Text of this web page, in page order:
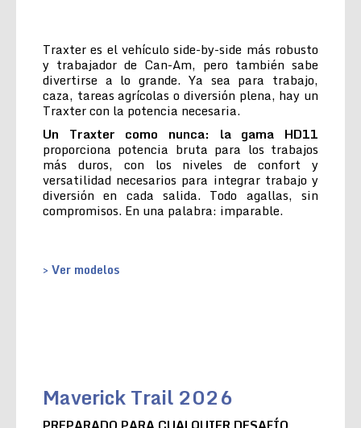
Traxter es el vehículo side-by-side más robusto
y trabajador de Can-Am, pero también sabe
divertirse a lo grande. Ya sea para trabajo,
caza, tareas agrícolas o diversión plena, hay un
Traxter con la potencia necesaria.
Un Traxter como nunca: la gama HD11
proporciona potencia bruta para los trabajos
más duros, con los niveles de confort y
versatilidad necesarios para integrar trabajo y
diversión en cada salida. Todo agallas, sin
compromisos. En una palabra: imparable.
> Ver modelos
Maverick Trail 2026